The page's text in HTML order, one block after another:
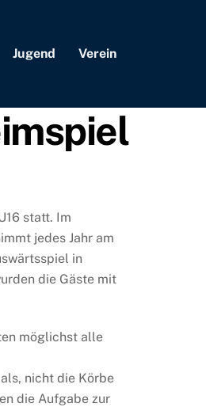
Jugend Verein
statt. Im
jedes Jahr am
in
die Gäste mit
möglichst alle
nicht die Körbe
die Aufgabe zur